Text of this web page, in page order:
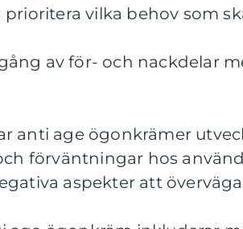
vilka behov som
av för- och nackdelar
anti age ögonkrämer
förväntningar hos
aspekter att